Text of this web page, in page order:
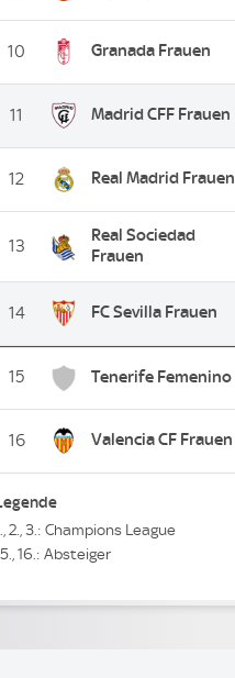
10 Granada Frauen
11 Madrid CFF Frauen
12 Real Madrid Frauen
13
Real Sociedad
Frauen
14 FC Sevilla Frauen
15 Tenerife Femenino
16 Valencia CF Frauen
2., 3.: Champions League
16.: Absteiger